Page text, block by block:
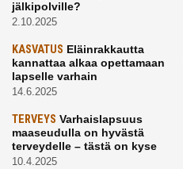
jälkipolville?
2.10.2025
KASVATUS Eläinrakkautta
kannattaa alkaa opettamaan
lapselle varhain
14.6.2025
TERVEYS Varhaislapsuus
maaseudulla on hyvästä
terveydelle – tästä on kyse
10.4.2025